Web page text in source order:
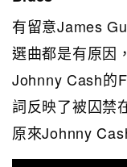
有留意James
選曲都是有原因
Johnny Cash的
詞反映了被囚禁
原來Johnny